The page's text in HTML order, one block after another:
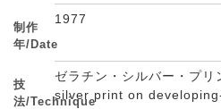
制作
年/Date
1977
技
法/Technique
ゼラチン・シルバー・プ
silver print on